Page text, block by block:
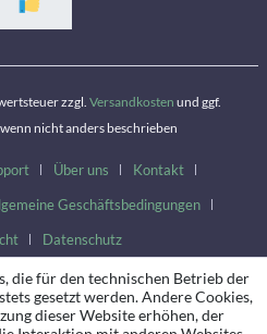
zzgl. Versandkosten und ggf.
nicht anders beschrieben
Über uns
Kontakt
Geschäftsbedingungen
Datenschutz
die für den technischen Betrieb der
gesetzt werden. Andere Cookies,
dieser Website erhöhen, der